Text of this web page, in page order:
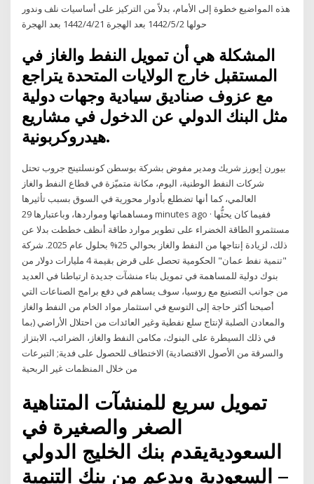
هذه المواضيع خطوة إلى الأمام، بدلاً من التركيز على أساسيات نلف وندور
حولها 2‏‏/5‏‏/1442 بعد الهجرة 21‏‏/4‏‏/1442 بعد الهجرة
المشكلة هي أن تمويل النفط والغاز في
المستقبل خارج الولايات المتحدة يتراجع
مع عزوف صناديق سيادية وجهات دولية
مثل البنك الدولي عن الدخول في مشاريع
هيدروكربونية.
بيورن إيورز شريك ومدير مفوض بشركة بوسطن كونسلتينج جروب تحتل
شركات النفط الوطنية، اليوم، مكانة متميّزة في قطاع النفط والغاز
العالمي، كما أنها تضطلع بأدوار محورية في السوق بسبب تأثيرها
ومساهماتها ومواردها، وباعتبارها 29 minutes ago · ففيما كان يحثُّها
مستثمرو الطاقة الخضراء على تطوير موارد طاقة أنظف خططت بدلا عن
ذلك، لزيادة إنتاجها من النفط والغاز بحوالي 25% بحلول عام 2025. شركة
"تنمية نفط عمان" الحكومية تحصل على قرض بقيمة 4 مليارات دولار من
بنوك دولية للمساهمة في تمويل بناء منشآت جديدة ارتباطنا في العديد
من جوانب التصنيع مع روسيا، سوف يساهم في دفع برامج الصناعات التي
أصبحنا أكثر حاجة إلى التوسع في استثمار مواد الخام من النفط والغاز
والمعادن الصلبة لإنتاج سلع نفطية وغير العائدات من احتلال الأراضي (بما
في ذلك السيطرة على البنوك، مكامن النفط والغاز، الضرائب، الابتزاز
والسرقة من الأصول الاقتصادية) الاختطاف للحصول على فدية; التبرعات
من خلال المنظمات غير الربحية
تمويل سريع للمنشآت المتناهية
الصغر والصغيرة في
السعوديةيقدم بنك الخليج الدولي
– السعودية وبدعم من بنك التنمية